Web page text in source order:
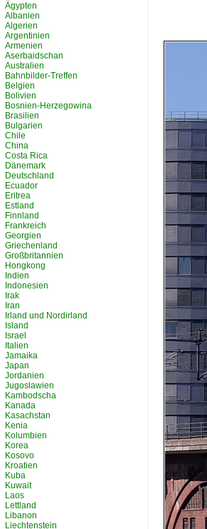
Ägypten
Albanien
Algerien
Argentinien
Armenien
Aserbaidschan
Australien
Bahnbilder-Treffen
Belgien
Bolivien
Bosnien-Herzegowina
Brasilien
Bulgarien
Chile
China
Costa Rica
Dänemark
Deutschland
Ecuador
Eritrea
Estland
Finnland
Frankreich
Georgien
Griechenland
Großbritannien
Hongkong
Indien
Indonesien
Irak
Iran
Irland und Nordirland
Island
Israel
Italien
Jamaika
Japan
Jordanien
Jugoslawien
Kambodscha
Kanada
Kasachstan
Kenia
Kolumbien
Korea
Kosovo
Kroatien
Kuba
Kuwait
Laos
Lettland
Libanon
Liechtenstein